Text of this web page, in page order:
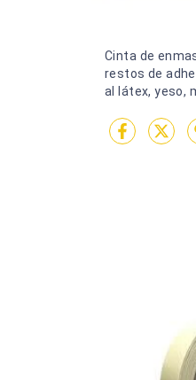
Cinta de
restos de
al látex, yeso,